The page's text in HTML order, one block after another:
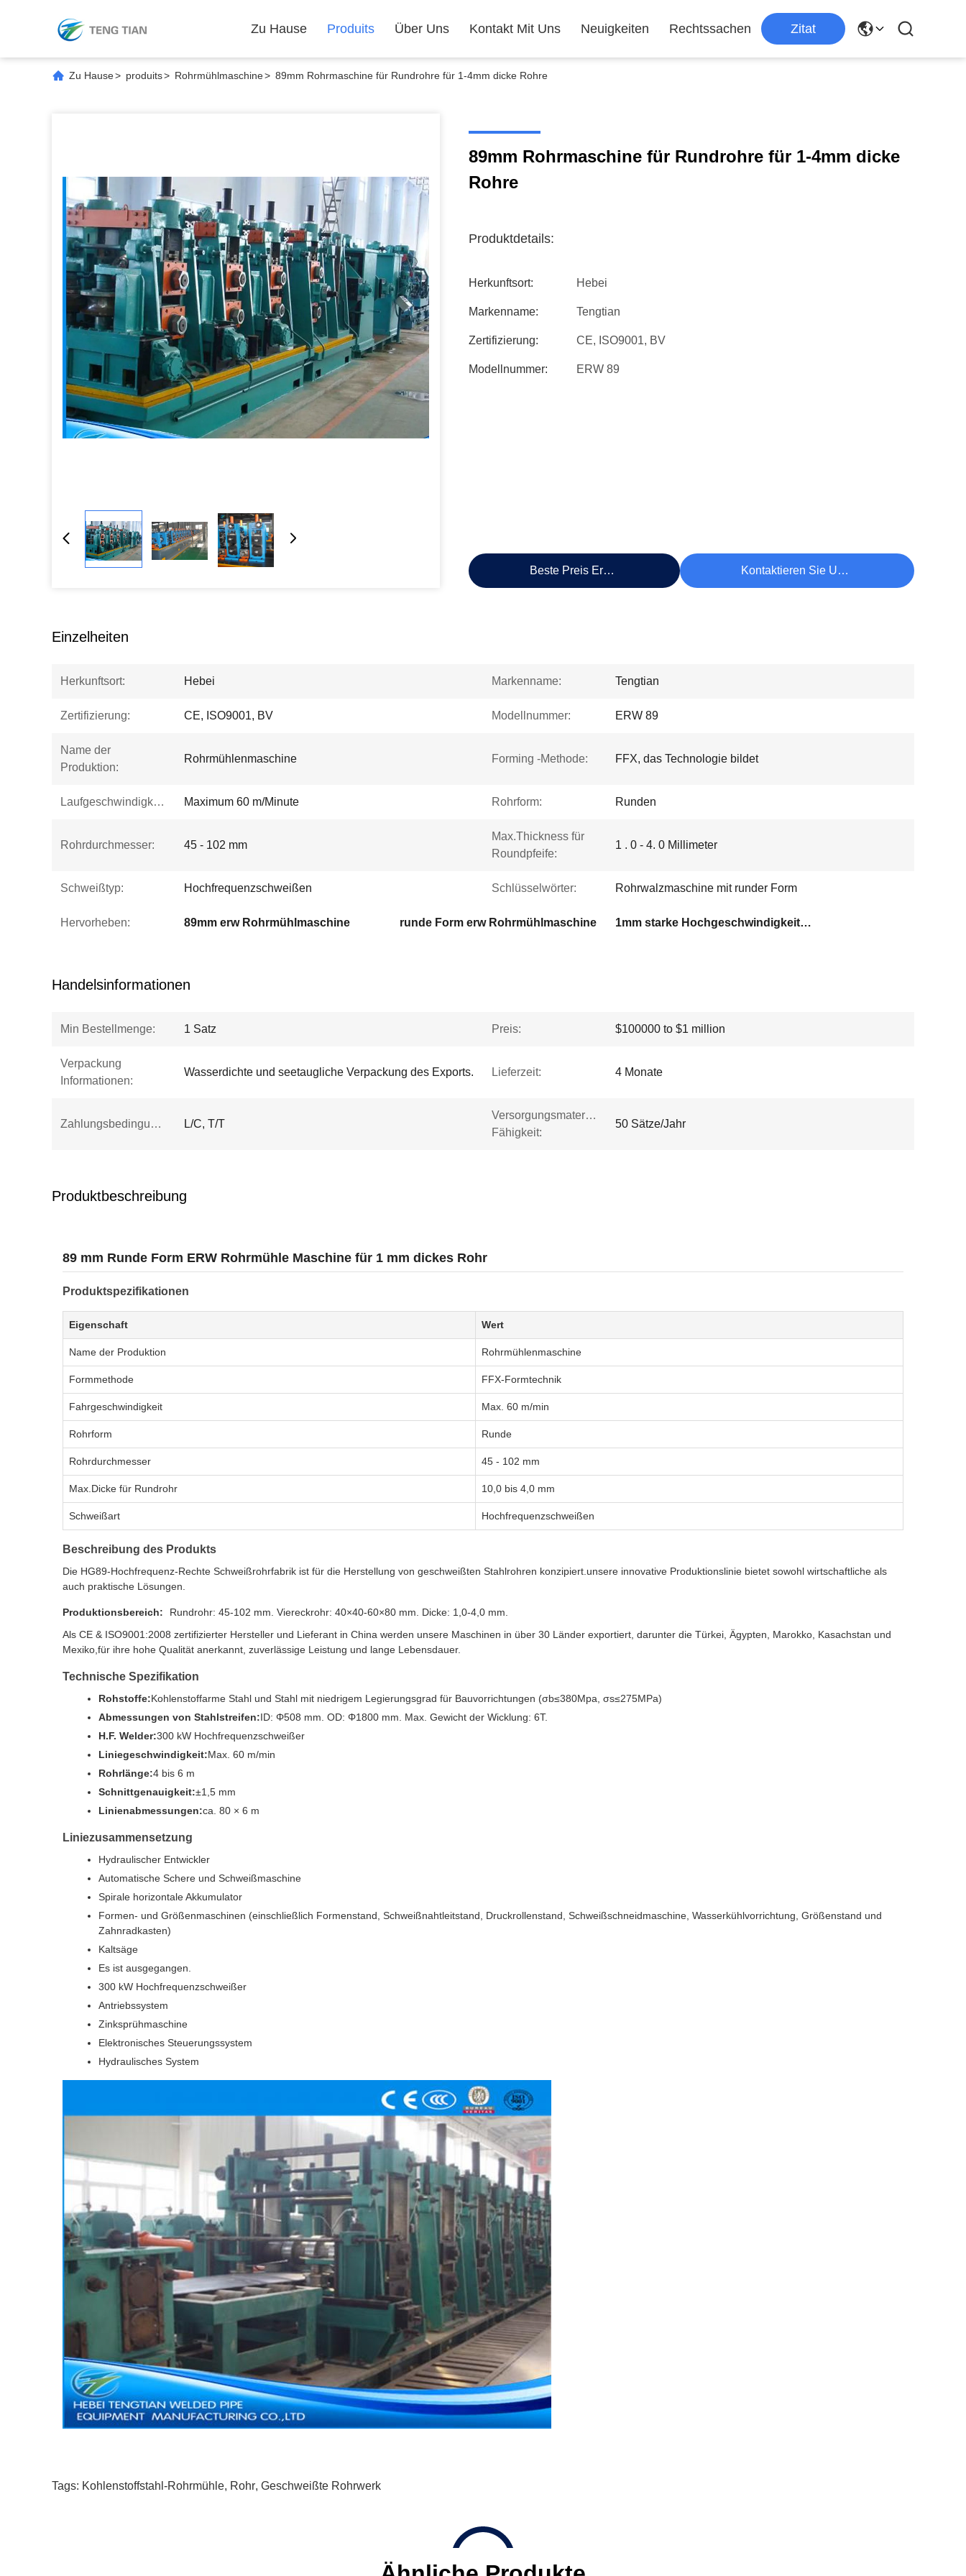
Zu Hause Produits Über Uns Kontakt Mit Uns Neuigkeiten Rechtssachen Zitat
Zu Hause> produits> Rohrmühlmaschine> 89mm Rohrmaschine für Rundrohre für 1-4mm dicke Rohre
89mm Rohrmaschine für Rundrohre für 1-4mm dicke
Rohre
Produktdetails:
Herkunftsort: Hebei
Markenname: Tengtian
Zertifizierung: CE, ISO9001, BV
Modellnummer: ERW 89
Beste Preis Erhalten Kontaktieren Sie Uns Jetzt
Einzelheiten
Herkunftsort: Hebei Markenname: Tengtian
Zertifizierung: CE, ISO9001, BV Modellnummer: ERW 89
Name der
Produktion:
Rohrmühlenmaschine Forming -Methode: FFX, das Technologie bildet
Laufgeschwindigkeit: Maximum 60 m/Minute Rohrform: Runden
Rohrdurchmesser: 45 - 102 mm
Max.Thickness für
Roundpfeife:
1 . 0 - 4. 0 Millimeter
Schweißtyp: Hochfrequenzschweißen Schlüsselwörter: Rohrwalzmaschine mit runder Form
Hervorheben: 89mm erw Rohrmühlmaschine runde Form erw Rohrmühlmaschine 1mm starke Hochgeschwindigkeitsrohrmühle
Handelsinformationen
Min Bestellmenge: 1 Satz Preis: $100000 to $1 million
Verpackung
Informationen:
Wasserdichte und seetaugliche Verpackung des Exports. Lieferzeit: 4 Monate
Zahlungsbedingungen: L/C, T/T
Versorgungsmaterial-
Fähigkeit:
50 Sätze/Jahr
Produktbeschreibung
89 mm Runde Form ERW Rohrmühle Maschine für 1 mm dickes Rohr
Produktspezifikationen
Eigenschaft Wert
Name der Produktion Rohrmühlenmaschine
Formmethode FFX-Formtechnik
Fahrgeschwindigkeit Max. 60 m/min
Rohrform Runde
Rohrdurchmesser 45 - 102 mm
Max.Dicke für Rundrohr 10,0 bis 4,0 mm
Schweißart Hochfrequenzschweißen
Beschreibung des Produkts
Die HG89-Hochfrequenz-Rechte Schweißrohrfabrik ist für die Herstellung von geschweißten Stahlrohren konzipiert.unsere innovative Produktionslinie bietet sowohl wirtschaftliche als
auch praktische Lösungen.
Produktionsbereich:
Rundrohr: 45-102 mm. Viereckrohr: 40×40-60×80 mm. Dicke: 1,0-4,0 mm.
Als CE & ISO9001:2008 zertifizierter Hersteller und Lieferant in China werden unsere Maschinen in über 30 Länder exportiert, darunter die Türkei, Ägypten, Marokko, Kasachstan und
Mexiko,für ihre hohe Qualität anerkannt, zuverlässige Leistung und lange Lebensdauer.
Technische Spezifikation
Rohstoffe:Kohlenstoffarme Stahl und Stahl mit niedrigem Legierungsgrad für Bauvorrichtungen (σb≤380Mpa, σs≤275MPa)
Abmessungen von Stahlstreifen:ID: Φ508 mm. OD: Φ1800 mm. Max. Gewicht der Wicklung: 6T.
H.F. Welder:300 kW Hochfrequenzschweißer
Liniegeschwindigkeit:Max. 60 m/min
Rohrlänge:4 bis 6 m
Schnittgenauigkeit:±1,5 mm
Linienabmessungen:ca. 80 × 6 m
Liniezusammensetzung
Hydraulischer Entwickler
Automatische Schere und Schweißmaschine
Spirale horizontale Akkumulator
Formen- und Größenmaschinen (einschließlich Formenstand, Schweißnahtleitstand, Druckrollenstand, Schweißschneidmaschine, Wasserkühlvorrichtung, Größenstand und
Zahnradkasten)
Kaltsäge
Es ist ausgegangen.
300 kW Hochfrequenzschweißer
Antriebssystem
Zinksprühmaschine
Elektronisches Steuerungssystem
Hydraulisches System
Tags: Kohlenstoffstahl-Rohrmühle, Rohr, Geschweißte Rohrwerk